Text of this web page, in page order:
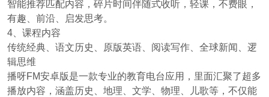
智能推荐匹配内容，碎片时间伴随式收听，轻课，不费眼，
有趣、前沿、启发思考。
4、课程内容
传统经典、语文历史、原版英语、阅读写作、全球新闻、逻
辑思维
播呀FM安卓版是一款专业的教育电台应用，里面汇聚了超多
播放内容，涵盖历史、地理、文学、物理、儿歌等，不仅能